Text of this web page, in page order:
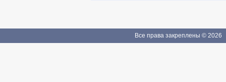
Все права закреплены © 2026